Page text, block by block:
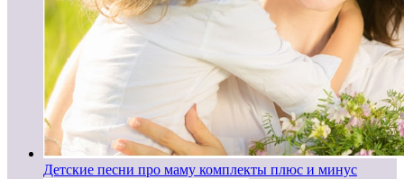
Детские песни про маму комплекты плюс и минус